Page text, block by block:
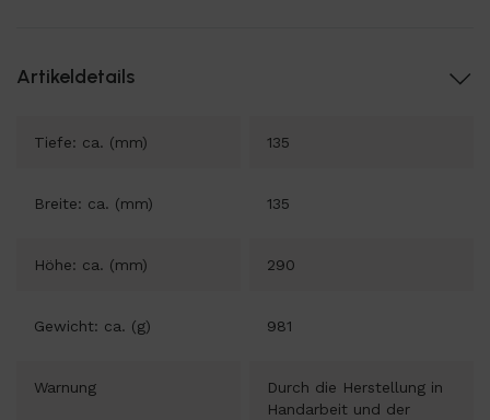
Artikeldetails
Tiefe: ca. (mm) 135
Breite: ca. (mm) 135
Höhe: ca. (mm) 290
Gewicht: ca. (g) 981
Warnung
Durch die Herstellung in
Handarbeit und der